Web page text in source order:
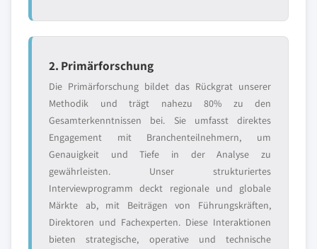
2. Primärforschung
Die Primärforschung bildet das Rückgrat unserer
Methodik und trägt nahezu 80% zu den
Gesamterkenntnissen bei. Sie umfasst direktes
Engagement mit Branchenteilnehmern, um
Genauigkeit und Tiefe in der Analyse zu
gewährleisten. Unser strukturiertes
Interviewprogramm deckt regionale und globale
Märkte ab, mit Beiträgen von Führungskräften,
Direktoren und Fachexperten. Diese Interaktionen
bieten strategische, operative und technische